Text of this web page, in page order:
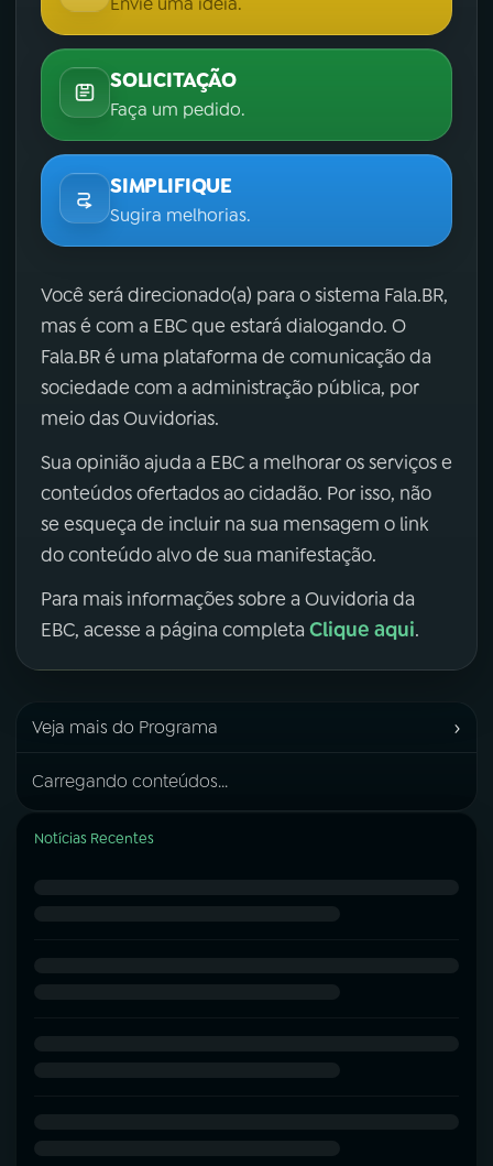
SOLICITAÇÃO
Faça um pedido.
SIMPLIFIQUE
Sugira melhorias.
Você será direcionado(a) para o sistema Fala.BR,
mas é com a EBC que estará dialogando. O
Fala.BR é uma plataforma de comunicação da
sociedade com a administração pública, por
meio das Ouvidorias.
Sua opinião ajuda a EBC a melhorar os serviços e
conteúdos ofertados ao cidadão. Por isso, não
se esqueça de incluir na sua mensagem o link
do conteúdo alvo de sua manifestação.
Para mais informações sobre a Ouvidoria da
EBC, acesse a página completa Clique aqui.
Veja mais do Programa ›
Carregando conteúdos...
Notícias Recentes